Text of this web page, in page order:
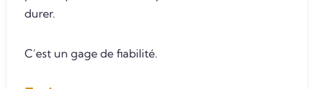
durer.
C’est un gage de fiabilité.